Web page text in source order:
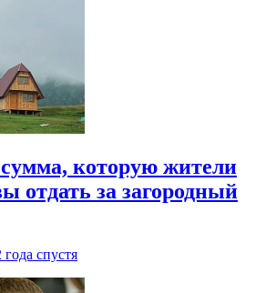
которую жители
отдать за загородный
года спустя